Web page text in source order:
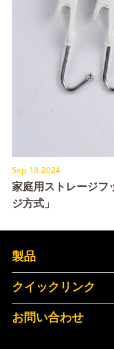
Sep 18.2024
家庭用ストレージフ
ジ方式」
製品
クイックリンク
お問い合わせ